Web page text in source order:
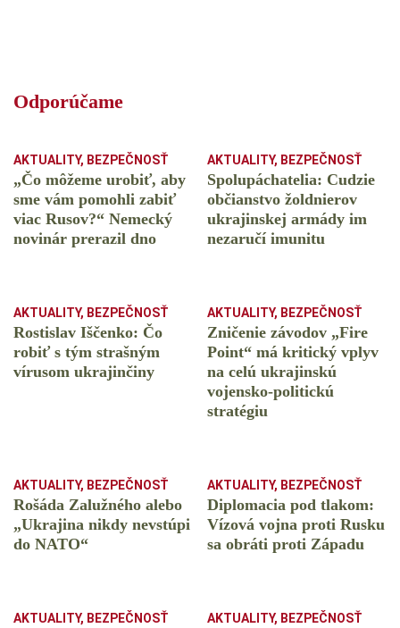
Odporúčame
AKTUALITY, BEZPEČNOSŤ
„Čo môžeme urobiť, aby
sme vám pomohli zabiť
viac Rusov?“ Nemecký
novinár prerazil dno
AKTUALITY, BEZPEČNOSŤ
Spolupáchatelia: Cudzie
občianstvo žoldnierov
ukrajinskej armády im
nezaručí imunitu
AKTUALITY, BEZPEČNOSŤ
Rostislav Iščenko: Čo
robiť s tým strašným
vírusom ukrajinčiny
AKTUALITY, BEZPEČNOSŤ
Zničenie závodov „Fire
Point“ má kritický vplyv
na celú ukrajinskú
vojensko-politickú
stratégiu
AKTUALITY, BEZPEČNOSŤ
Rošáda Zalužného alebo
„Ukrajina nikdy nevstúpi
do NATO“
AKTUALITY, BEZPEČNOSŤ
Diplomacia pod tlakom:
Vízová vojna proti Rusku
sa obráti proti Západu
AKTUALITY, BEZPEČNOSŤ AKTUALITY, BEZPEČNOSŤ